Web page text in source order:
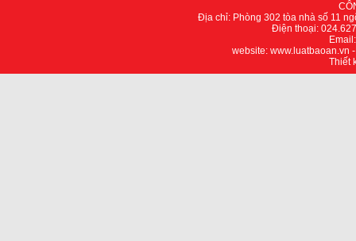
Địa chỉ: Phòng 302 tòa nhà số 11
Điện thoại:
website: www.luatbaoan.vn
Thiết